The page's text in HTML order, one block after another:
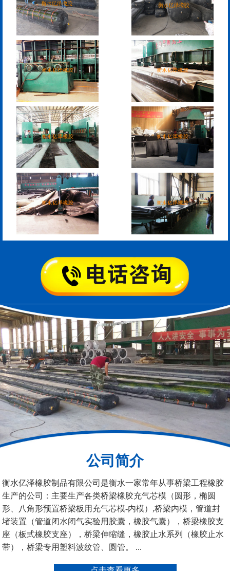
RG型桥梁伸缩缝
D40、60、80型桥梁伸
缩缝
模数式160、240、320伸
缩缝
SF梳型伸缩缝
L型桥梁伸缩缝 Z型桥梁伸缩缝
板式橡胶伸缩缝 C型桥梁伸缩缝
200*25米圆形桥梁气囊 390*14米的圆形充气芯
模
公司简介
衡水亿泽橡胶制品有限公司是衡水一家常年从事桥梁工程橡胶
生产的公司：主要生产各类桥梁橡胶充气芯模（圆形，椭圆
形、八角形预置桥梁板用充气芯模-内模）,桥梁内模，管道封
堵装置（管道闭水闭气实验用胶囊，橡胶气囊），桥梁橡胶支
座（板式橡胶支座），桥梁伸缩缝，橡胶止水系列（橡胶止水
带），桥梁专用塑料波纹管、圆管。 ...